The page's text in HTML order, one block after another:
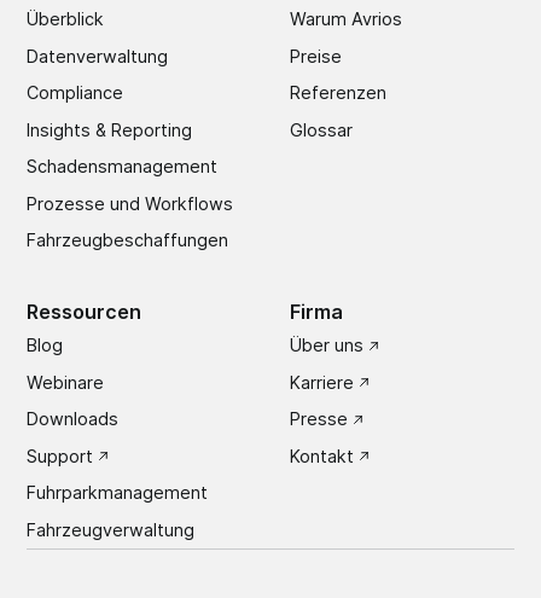
Überblick
Datenverwaltung
Compliance
Insights & Reporting
Schadens­management
Prozesse und Workflows
Fahrzeugbeschaffungen
Warum Avrios
Preise
Referenzen
Glossar
Ressourcen
Blog
Webinare
Downloads
Support
Fuhrparkmanagement
Fahrzeugverwaltung
Firma
Über uns
Karriere
Presse
Kontakt